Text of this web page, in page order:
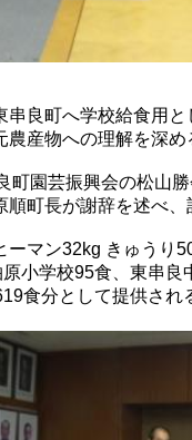
良町へ学校給食用
産物への理解を深め
園芸振興会の松山
町長が謝辞を述べ、
マン32kg きゅうり
小学校95食、東串良
食分として提供され